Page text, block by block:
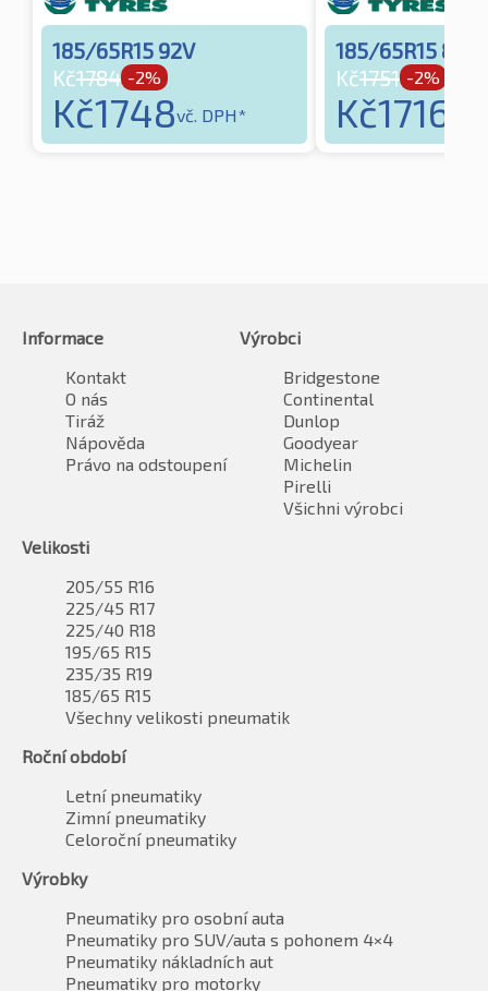
185/65R15 92V
Kč1784 -2%
Kč1748vč. DPH*
185/65R15 88H
Kč1751 -2%
Kč1716
Informace
Kontakt
O nás
Tiráž
Nápověda
Právo na odstoupení
Výrobci
Bridgestone
Continental
Dunlop
Goodyear
Michelin
Pirelli
Všichni výrobci
Velikosti
205/55 R16
225/45 R17
225/40 R18
195/65 R15
235/35 R19
185/65 R15
Všechny velikosti pneumatik
Roční období
Letní pneumatiky
Zimní pneumatiky
Celoroční pneumatiky
Výrobky
Pneumatiky pro osobní auta
Pneumatiky pro SUV/auta s pohonem 4×4
Pneumatiky nákladních aut
Pneumatiky pro motorky